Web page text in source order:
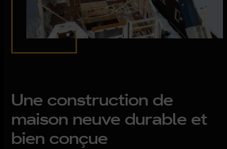
Une construction de
maison neuve durable et
bien conçue